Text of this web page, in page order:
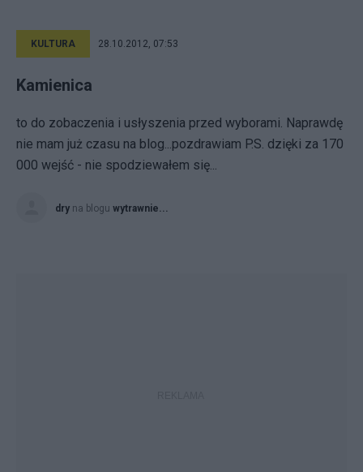
KULTURA 28.10.2012, 07:53
Kamienica
to do zobaczenia i usłyszenia przed wyborami. Naprawdę
nie mam już czasu na blog...pozdrawiam P.S. dzięki za 170
000 wejść - nie spodziewałem się...
dry na blogu wytrawnie...